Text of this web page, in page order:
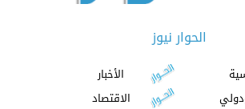
الحوار نيوز
الأخبار
الاقتصاد